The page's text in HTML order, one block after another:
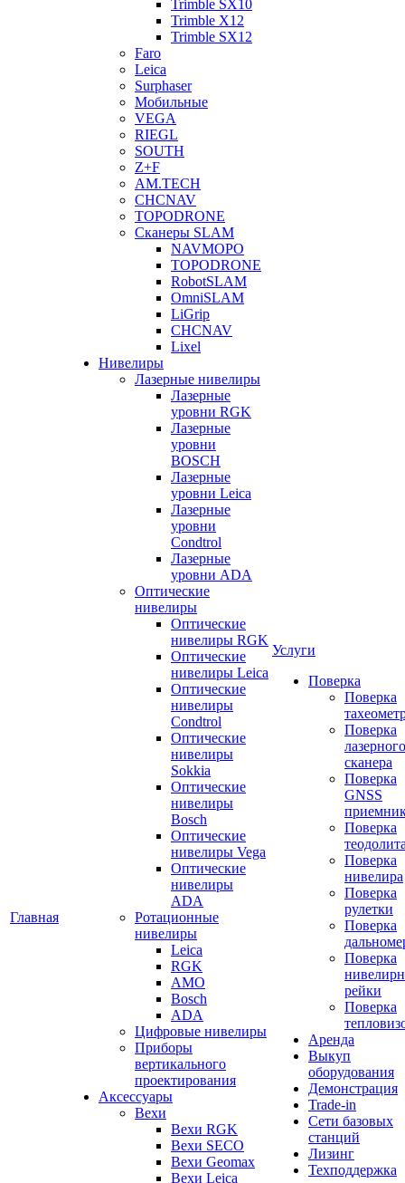
Главная
Trimble SX10
Trimble X12
Trimble SX12
Faro
Leica
Surphaser
Мобильные
VEGA
RIEGL
SOUTH
Z+F
AM.TECH
CHCNAV
TOPODRONE
Сканеры SLAM
NAVMOPO
TOPODRONE
RobotSLAM
OmniSLAM
LiGrip
CHCNAV
Lixel
Нивелиры
Лазерные нивелиры
Лазерные
уровни RGK
Лазерные
уровни
BOSCH
Лазерные
уровни Leica
Лазерные
уровни
Condtrol
Лазерные
уровни ADA
Оптические
нивелиры
Оптические
нивелиры RGK
Оптические
нивелиры Leica
Оптические
нивелиры
Condtrol
Оптические
нивелиры
Sokkia
Оптические
нивелиры
Bosch
Оптические
нивелиры Vega
Оптические
нивелиры
ADA
Ротационные
нивелиры
Leica
RGK
AMO
Bosch
ADA
Цифровые нивелиры
Приборы
вертикального
проектирования
Аксессуары
Вехи
Вехи RGK
Вехи SECO
Вехи Geomax
Вехи Leica
Услуги
Поверка
Поверка
Поверка
лазерного
сканера
Поверка
GNSS
Поверка
Поверка
нивелира
Поверка
рулетки
Поверка
Поверка
рейки
Поверка
Аренда
Выкуп
оборудования
Демонстрация
Trade-in
Сети базовых
станций
Лизинг
Техподдержка